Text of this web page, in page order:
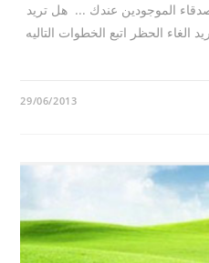
الموجودين عندك ... هل تريد
الغاء الحظر اتبع الخطوات التاليه
29/06/2013